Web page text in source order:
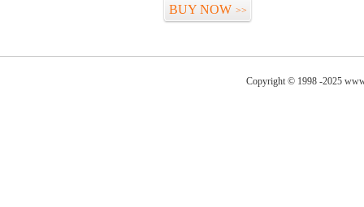
BUY NOW >>
Copyright © 1998 -2025